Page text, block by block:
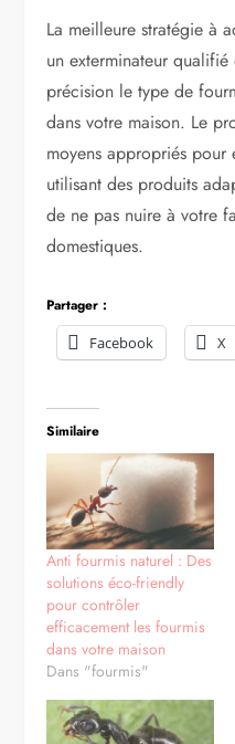
La meilleure stratégie à
un exterminateur
précision le type de
dans votre maison. Le
moyens appropriés
utilisant des produits
de ne pas nuire à votre
domestiques.
Partager :
Facebook
X
Similaire
Anti fourmis naturel : Des
solutions éco-friendly
pour contrôler
efficacement les fourmis
dans votre maison
Dans "fourmis"